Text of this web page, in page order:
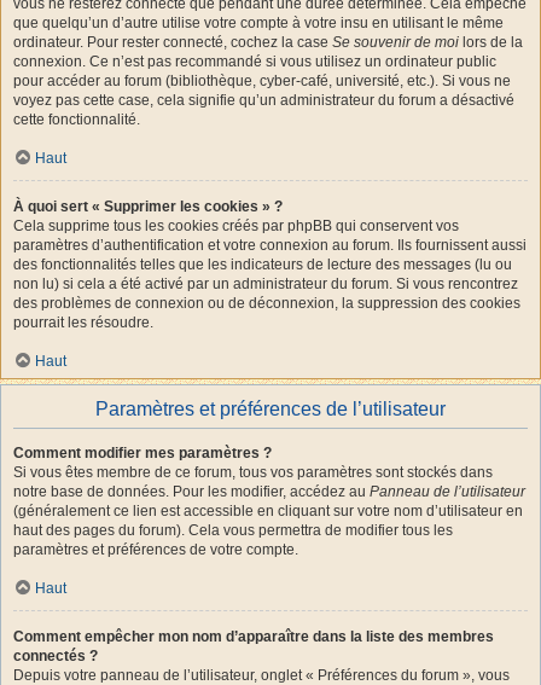
vous ne resterez connecté que pendant une durée déterminée. Cela empêche
que quelqu’un d’autre utilise votre compte à votre insu en utilisant le même
ordinateur. Pour rester connecté, cochez la case Se souvenir de moi lors de la
connexion. Ce n’est pas recommandé si vous utilisez un ordinateur public
pour accéder au forum (bibliothèque, cyber-café, université, etc.). Si vous ne
voyez pas cette case, cela signifie qu’un administrateur du forum a désactivé
cette fonctionnalité.
Haut
À quoi sert « Supprimer les cookies » ?
Cela supprime tous les cookies créés par phpBB qui conservent vos
paramètres d’authentification et votre connexion au forum. Ils fournissent aussi
des fonctionnalités telles que les indicateurs de lecture des messages (lu ou
non lu) si cela a été activé par un administrateur du forum. Si vous rencontrez
des problèmes de connexion ou de déconnexion, la suppression des cookies
pourrait les résoudre.
Haut
Paramètres et préférences de l’utilisateur
Comment modifier mes paramètres ?
Si vous êtes membre de ce forum, tous vos paramètres sont stockés dans
notre base de données. Pour les modifier, accédez au Panneau de l’utilisateur
(généralement ce lien est accessible en cliquant sur votre nom d’utilisateur en
haut des pages du forum). Cela vous permettra de modifier tous les
paramètres et préférences de votre compte.
Haut
Comment empêcher mon nom d’apparaître dans la liste des membres
connectés ?
Depuis votre panneau de l’utilisateur, onglet « Préférences du forum », vous